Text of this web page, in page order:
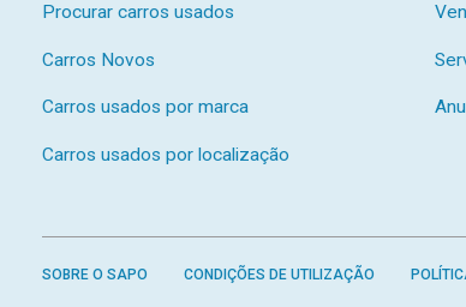
Procurar carros usados
Carros Novos
Carros usados por marca
Carros usados por localização
SOBRE O SAPO CONDIÇÕES DE UTILIZAÇÃO